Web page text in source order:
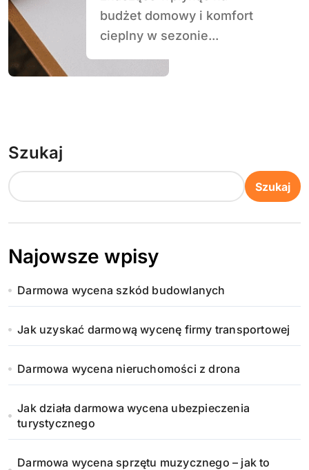
budżet domowy i komfort
cieplny w sezonie...
Szukaj
Szukaj
Najowsze wpisy
Darmowa wycena szkód budowlanych
Jak uzyskać darmową wycenę firmy transportowej
Darmowa wycena nieruchomości z drona
Jak działa darmowa wycena ubezpieczenia
turystycznego
Darmowa wycena sprzętu muzycznego – jak to